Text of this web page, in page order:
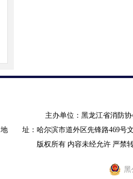
主办单位：黑龙江省消防
地 址：哈尔滨市道外区先锋路469号
版权所有 内容未经允许 严
黑